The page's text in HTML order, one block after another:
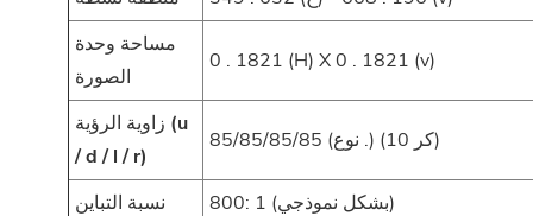
مساحة وحدة
الصورة
0 . 1821 (H) X 0 . 1821 (v)
زاوية الرؤية (u
/ d / l / r)
85/85/85/85 (نوع .) (كر 10)
نسبة التباين
800: 1 (بشكل نموذجي)